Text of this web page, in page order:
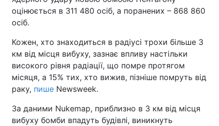
оцінюється в 311 480 осіб, а поранених – 868 860
осіб.
Кожен, хто знаходиться в радіусі трохи більше 3
км від місця вибуху, зазнає впливу настільки
високого рівня радіації, що помре протягом
місяця, а 15% тих, хто вижив, пізніше помруть від
раку, пише Newsweek.
За даними Nukemap, приблизно в 3 км від місця
вибуху бомби впадуть будівлі, виникнуть